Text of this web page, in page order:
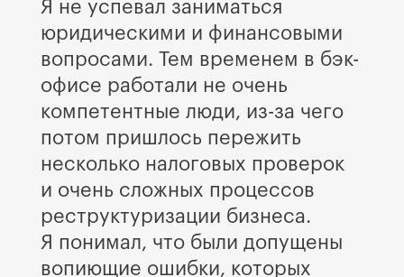
Я не успевал заниматься
юридическими и финансовыми
вопросами. Тем временем в бэк-
офисе работали не очень
компетентные люди, из-за чего
потом пришлось пережить
несколько налоговых проверок
и очень сложных процессов
реструктуризации бизнеса.
Я понимал, что были допущены
вопиющие ошибки, которых